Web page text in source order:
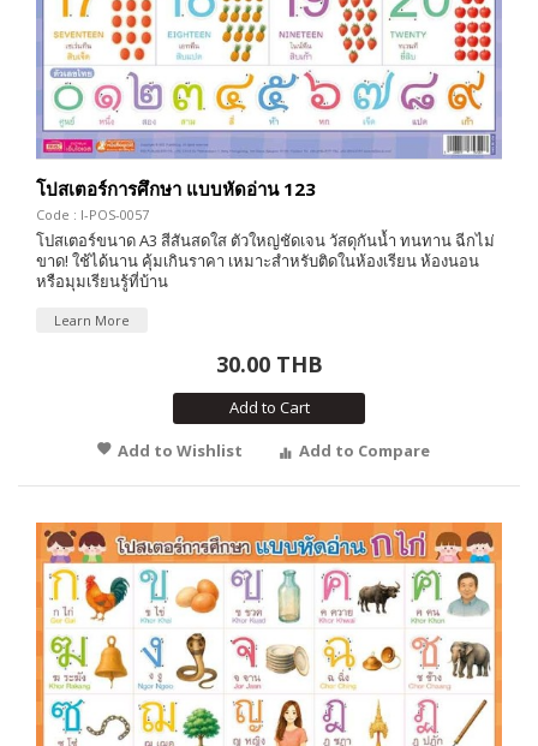
โปสเตอร์การศึกษา แบบหัดอ่าน 123
Code : I-POS-0057
โปสเตอร์ขนาด A3 สีสันสดใส ตัวใหญ่ชัดเจน วัสดุกันน้ำ ทนทาน ฉีกไม่
ขาด! ใช้ได้นาน คุ้มเกินราคา เหมาะสำหรับติดในห้องเรียน ห้องนอน
หรือมุมเรียนรู้ที่บ้าน
Learn More
30.00 THB
Add to Cart
Add to Wishlist
Add to Compare